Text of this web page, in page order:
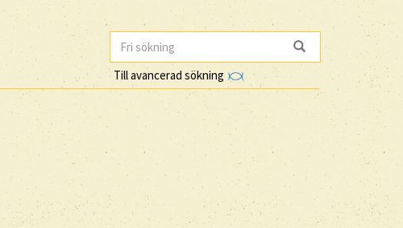
Till avancerad sökning